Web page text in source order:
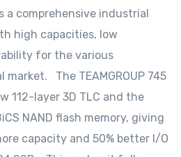
a comprehensive industrial
high capacities, low
for the various
The TEAMGROUP 745
112-layer 3D TLC and the
NAND flash memory, giving
capacity and 50% better I/O